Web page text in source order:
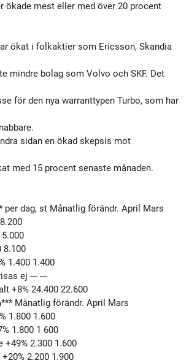
ökade mest eller med över 20 procent
ökat i folkaktier som Ericsson, Skandia
mindre bolag som Volvo och SKF. Det
för den nya warranttypen Turbo, som har
sidan en ökad skepsis mot
med 15 procent senaste månaden.
dag, st Månatlig förändr. April Mars
8.100
1.400 1.400
ej --- ---
+8% 24.400 22.600
Månatlig förändr. April Mars
1.800 1.600
1.800 1 600
+49% 2.300 1.600
2.200 1.900